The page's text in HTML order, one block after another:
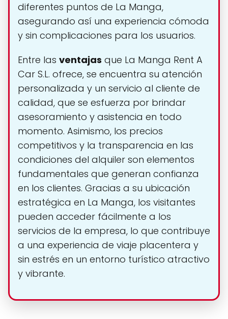
diferentes puntos de La Manga,
asegurando así una experiencia cómoda
y sin complicaciones para los usuarios.
Entre las ventajas que La Manga Rent A
Car S.L. ofrece, se encuentra su atención
personalizada y un servicio al cliente de
calidad, que se esfuerza por brindar
asesoramiento y asistencia en todo
momento. Asimismo, los precios
competitivos y la transparencia en las
condiciones del alquiler son elementos
fundamentales que generan confianza
en los clientes. Gracias a su ubicación
estratégica en La Manga, los visitantes
pueden acceder fácilmente a los
servicios de la empresa, lo que contribuye
a una experiencia de viaje placentera y
sin estrés en un entorno turístico atractivo
y vibrante.